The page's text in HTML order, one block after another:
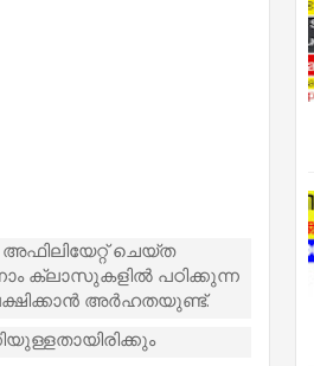
ചെയ്ത
ക്ലാസുകളിൽ പഠിക്കുന്ന
അർഹതയുണ്ട്.